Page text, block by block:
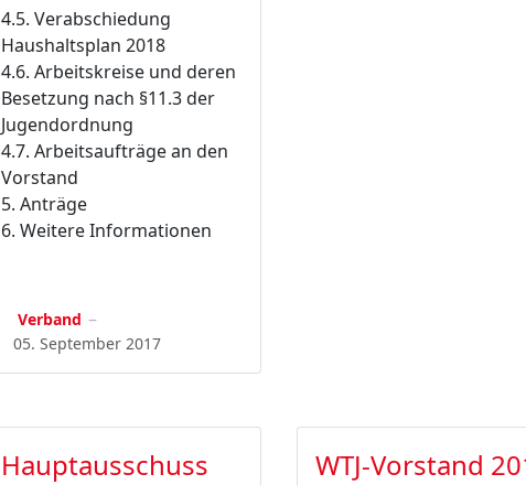
4.5. Verabschiedung
Haushaltsplan 2018
4.6. Arbeitskreise und deren
Besetzung nach §11.3 der
Jugendordnung
4.7. Arbeitsaufträge an den
Vorstand
5. Anträge
6. Weitere Informationen
Verband
05. September 2017
Hauptausschuss
WTJ-Vorstand